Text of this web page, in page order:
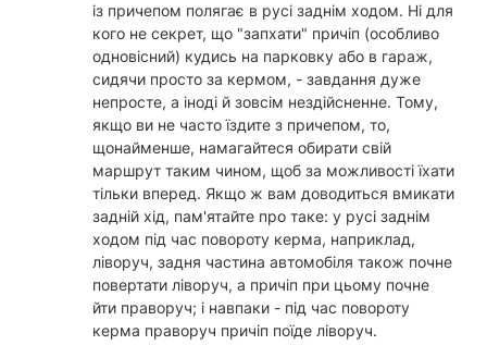
із причепом полягає в русі заднім ходом. Ні для
кого не секрет, що "запхати" причіп (особливо
одновісний) кудись на парковку або в гараж,
сидячи просто за кермом, - завдання дуже
непросте, а іноді й зовсім нездійсненне. Тому,
якщо ви не часто їздите з причепом, то,
щонайменше, намагайтеся обирати свій
маршрут таким чином, щоб за можливості їхати
тільки вперед. Якщо ж вам доводиться вмикати
задній хід, пам'ятайте про таке: у русі заднім
ходом під час повороту керма, наприклад,
ліворуч, задня частина автомобіля також почне
повертати ліворуч, а причіп при цьому почне
йти праворуч; і навпаки - під час повороту
керма праворуч причіп поїде ліворуч.